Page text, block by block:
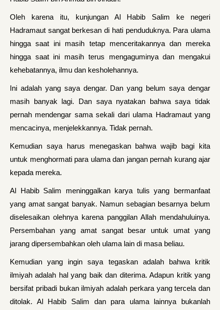
Oleh karena itu, kunjungan Al Habib Salim ke negeri
Hadramaut sangat berkesan di hati penduduknya. Para ulama
hingga saat ini masih tetap menceritakannya dan mereka
hingga saat ini masih terus mengaguminya dan mengakui
kehebatannya, ilmu dan kesholehannya.
Ini adalah yang saya dengar. Dan yang belum saya dengar
masih banyak lagi. Dan saya nyatakan bahwa saya tidak
pernah mendengar sama sekali dari ulama Hadramaut yang
mencacinya, menjelekkannya. Tidak pernah.
Kemudian saya harus menegaskan bahwa wajib bagi kita
untuk menghormati para ulama dan jangan pernah kurang ajar
kepada mereka.
Al Habib Salim meninggalkan karya tulis yang bermanfaat
yang amat sangat banyak. Namun sebagian besarnya belum
diselesaikan olehnya karena panggilan Allah mendahuluinya.
Persembahan yang amat sangat besar untuk umat yang
jarang dipersembahkan oleh ulama lain di masa beliau.
Kemudian yang ingin saya tegaskan adalah bahwa kritik
ilmiyah adalah hal yang baik dan diterima. Adapun kritik yang
bersifat pribadi bukan ilmiyah adalah perkara yang tercela dan
ditolak. Al Habib Salim dan para ulama lainnya bukanlah